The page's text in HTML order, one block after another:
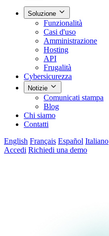
Soluzione
Funzionalità
Casi d'uso
Amministrazione
Hosting
API
Frugalità
Cybersicurezza
Notizie
Comunicati stampa
Blog
Chi siamo
Contatti
English Français Español Italiano
Accedi Richiedi una demo